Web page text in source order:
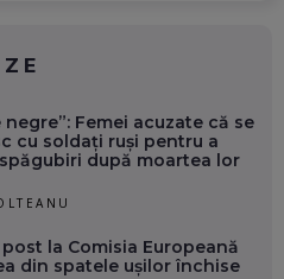
negre”: Femei acuzate că se
cu soldați ruși pentru a
după moartea lor
la Comisia Europeană
din spatele ușilor închise